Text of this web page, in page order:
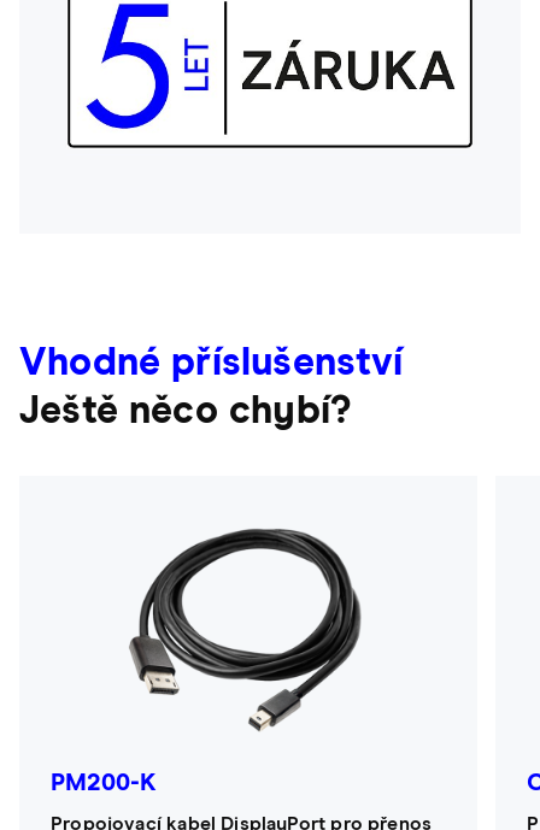
Vhodné příslušenství
Ještě něco chybí?
PM200-K
Propojovací kabel DisplayPort pro přenos